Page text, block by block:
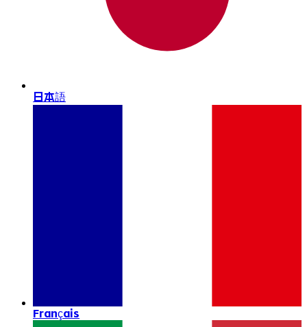
日本語
Français